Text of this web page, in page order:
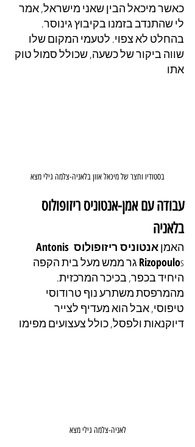
כאשר מיכאל הבין שאני מישראל, אמר
לי שהתנדב בזמנו בקיבוץ גינוסר.
בהחלט לא צפוי. לטעמי המקום שלו
שווה ביקור של כשעה, שכולל סמול טוק
אתו
בסטודיו וחצר של מיכאל אוון בלאניה-צלמה גילי מצא
עבודה עם אמן-אנטוניס ריזופולוס
בלאניה
האמן
אנטוניס ריזופולוס Antonis
Rizopoulo s גר ממש מעל בית הקפה
היחיד בכפר, בכיכר המרכזית.
מהמרפסת משתרע נוף טרודוסי
טיפוסי, אבל הוא מעדיף לצייר
דיוקנאות ולפסל, כולל צעצועים מפימו
לאניה-צלמה גילי מצא